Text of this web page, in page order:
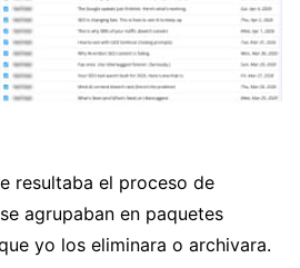
resultaba el proceso de
agrupaban en paquetes
yo los eliminara o archivara.